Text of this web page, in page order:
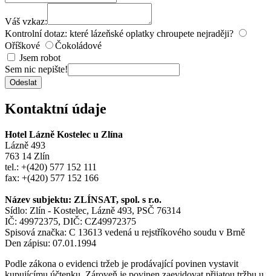
Váš vzkaz:
Kontrolní dotaz: které lázeňské oplatky chroupete nejraději?
Oříškové
Čokoládové
Jsem robot
Sem nic nepište!
Odeslat
Kontaktní údaje
Hotel Lázně Kostelec u Zlína
Lázně 493
763 14 Zlín
tel.: +(420) 577 152 111
fax: +(420) 577 152 166
Název subjektu: ZLÍNSAT, spol. s r.o.
Sídlo: Zlín - Kostelec, Lázně 493, PSČ 76314
IČ: 49972375, DIČ: CZ49972375
Spisová značka: C 13613 vedená u rejstříkového soudu v Brně
Den zápisu: 07.01.1994
Podle zákona o evidenci tržeb je prodávající povinen vystavit